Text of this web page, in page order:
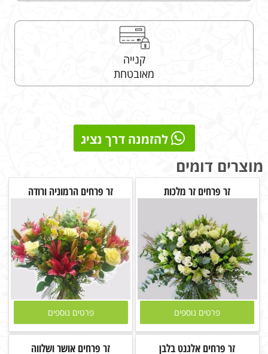
קנייה
מאובטחת
להזמנה דרך נציג
מוצרים דומים
זר פרחים זר מלכות
פרטים נוספים
זר פרחים הרמוניה ורודה
פרטים נוספים
זר פרחים אלגנט בלבן זר פרחים אושר ושלווה